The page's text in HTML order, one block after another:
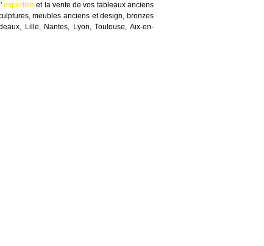
l'expertise et la vente de vos tableaux anciens
meubles anciens et design, bronzes
Lille, Nantes, Lyon, Toulouse, Aix-en-